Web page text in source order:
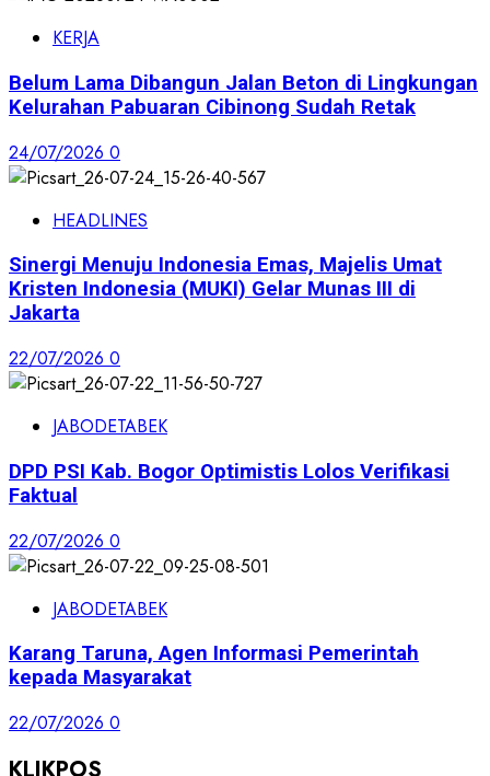
KERJA
Belum Lama Dibangun Jalan Beton di Lingkungan
Kelurahan Pabuaran Cibinong Sudah Retak
24/07/2026 0
HEADLINES
Sinergi Menuju Indonesia Emas, Majelis Umat
Kristen Indonesia (MUKI) Gelar Munas III di
Jakarta
22/07/2026 0
JABODETABEK
DPD PSI Kab. Bogor Optimistis Lolos Verifikasi
Faktual
22/07/2026 0
JABODETABEK
Karang Taruna, Agen Informasi Pemerintah
kepada Masyarakat
22/07/2026 0
KLIKPOS